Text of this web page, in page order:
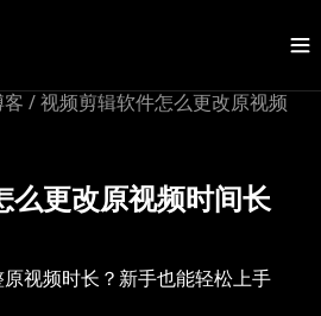
/ 视频剪辑软件怎么更改原视频
么更改原视频时间长
视频时长？新手也能轻松上手